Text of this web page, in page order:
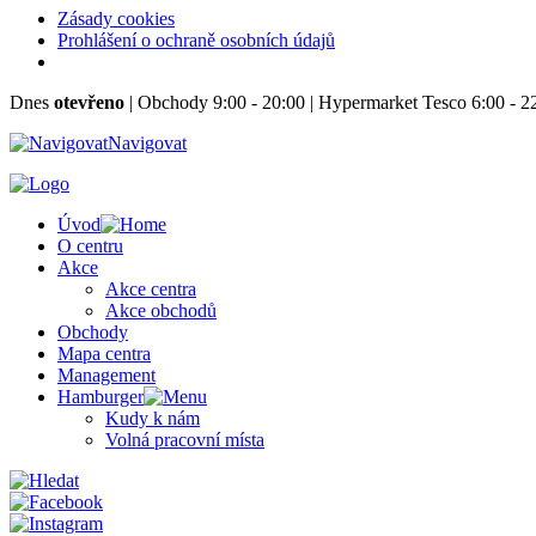
Zásady cookies
Prohlášení o ochraně osobních údajů
Dnes otevřeno | Obchody 9:00 - 20:00 | Hypermarket Tesco 6:00 -
Navigovat
Úvod
O centru
Akce
Akce centra
Akce obchodů
Obchody
Mapa centra
Management
Hamburger
Kudy k nám
Volná pracovní místa